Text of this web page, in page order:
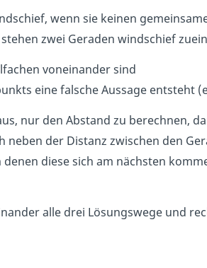
wenn sie keinen
zwei Geraden windschief
voneinander sind
eine falsche Aussage entsteht
nur den Abstand zu berechnen,
neben der Distanz zwischen den
diese sich am nächsten
alle drei Lösungswege und